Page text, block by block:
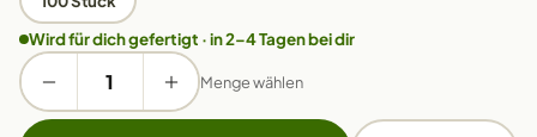
Wird für dich gefertigt · in 2–4 Tagen bei dir
Menge wählen